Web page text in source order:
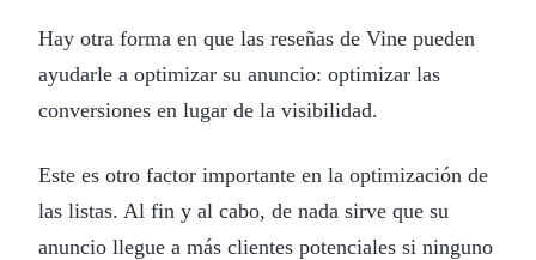
Hay otra forma en que las reseñas de Vine pueden
ayudarle a optimizar su anuncio: optimizar las
conversiones en lugar de la visibilidad.
Este es otro factor importante en la optimización de
las listas. Al fin y al cabo, de nada sirve que su
anuncio llegue a más clientes potenciales si ninguno